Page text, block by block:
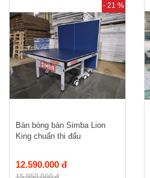
- 21 %
Bàn bóng bàn Simba Lion
King chuẩn thi đấu
12.590.000 đ